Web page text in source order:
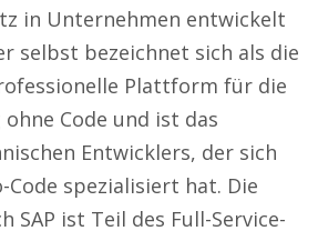
in Unternehmen entwickelt
selbst bezeichnet sich als die
Plattform für die
Code und ist das
Entwicklers, der sich
spezialisiert hat. Die
SAP ist Teil des Full-Service-